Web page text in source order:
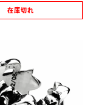
在庫切れ